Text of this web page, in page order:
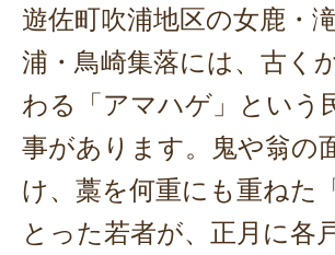
遊佐町吹浦地区の女鹿・
浦・鳥崎集落には、古く
わる「アマハゲ」という
事があります。鬼や翁の
け、藁を何重にも重ねた
とった若者が、正月に各